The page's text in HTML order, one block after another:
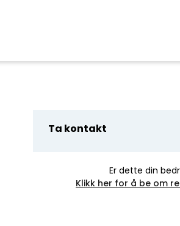
Ta kontakt
Er dette din
Klikk her for å be om